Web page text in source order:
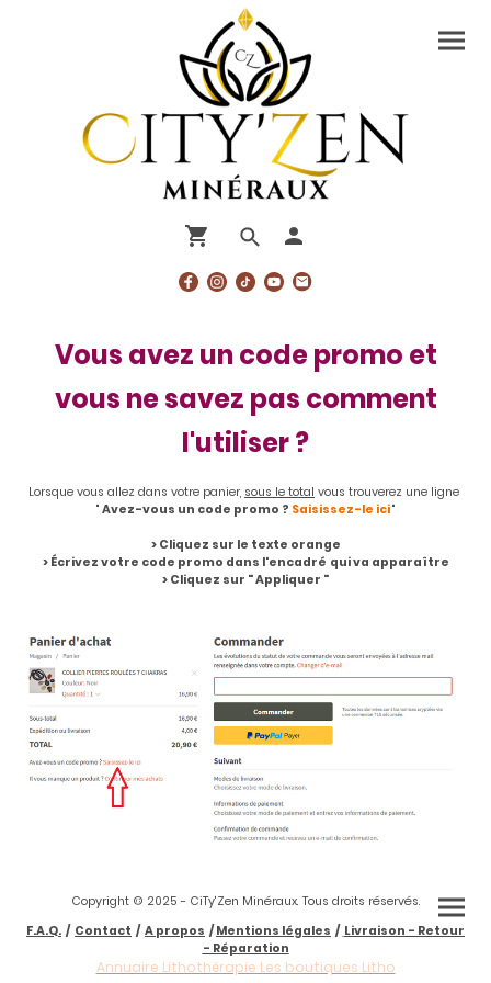
Vous avez un code promo et
vous ne savez pas comment
l'utiliser ?
Lorsque vous allez dans votre panier, sous le total vous trouverez une ligne
" Avez-vous un code promo ? Saisissez-le ici"
> Cliquez sur le texte orange
> Écrivez votre code promo dans l'encadré qui va apparaître
> Cliquez sur " Appliquer "
Copyright © 2025 - CiTy'Zen Minéraux. Tous droits réservés.
F.A.Q. / Contact / A propos / Mentions légales / Livraison - Retour
- Réparation
Annuaire Lithothérapie Les boutiques Litho